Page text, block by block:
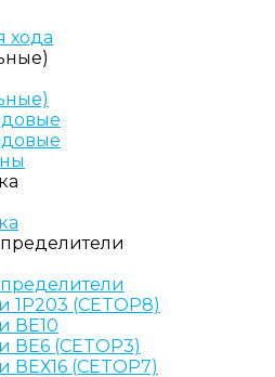
хода
1Р203 (CETOP8)
ВЕ10
ВЕ6 (CETOP3)
ВЕХ16 (CETOP7)